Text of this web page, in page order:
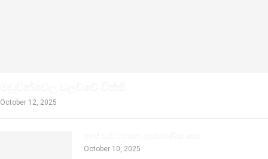
October 12, 2025
October 10, 2025